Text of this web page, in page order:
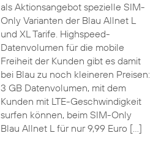
als Aktionsangebot spezielle SIM-
Only Varianten der Blau Allnet L
und XL Tarife. Highspeed-
Datenvolumen für die mobile
Freiheit der Kunden gibt es damit
bei Blau zu noch kleineren Preisen:
3 GB Datenvolumen, mit dem
Kunden mit LTE-Geschwindigkeit
surfen können, beim SIM-Only
Blau Allnet L für nur 9,99 Euro […]